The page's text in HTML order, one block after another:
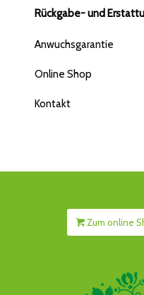
Rückgabe- und
Anwuchsgarantie
Online Shop
Kontakt
Zum online